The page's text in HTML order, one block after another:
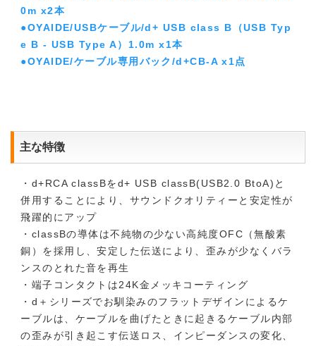
0m x2本
●OYAIDE/USBケーブル/d+ USB class B（USB Typ
e B - USB Type A）1.0m x1本
●OYAIDE/ケーブル専用バック/d+CB-A x1点
主な特徴
・d+RCA classBをd+ USB classB(USB2.0 BtoA)と
併用することにより、サウンドクオリティーと安定性が
飛躍的にアップ
・classBの導体は不純物の少ない高純度OFC（無酸素
銅）を採用し、安定した伝送により、歪みが少なくバラ
ンスのとれた音を再生
・端子コンタクトは24K金メッキコーティング
・d＋シリーズでお馴染みのフラットデザインによるケ
ーブルは、ケーブルを曲げたときに起きるケーブル内部
の歪みが引き起こす伝送ロス、インピーダンスの変化、